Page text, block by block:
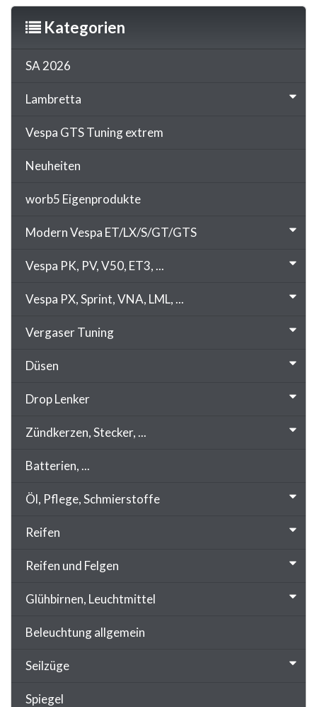
Kategorien
SA 2026
Lambretta
Vespa GTS Tuning extrem
Neuheiten
worb5 Eigenprodukte
Modern Vespa ET/LX/S/GT/GTS
Vespa PK, PV, V50, ET3, ...
Vespa PX, Sprint, VNA, LML, ...
Vergaser Tuning
Düsen
Drop Lenker
Zündkerzen, Stecker, ...
Batterien, ...
Öl, Pflege, Schmierstoffe
Reifen
Reifen und Felgen
Glühbirnen, Leuchtmittel
Beleuchtung allgemein
Seilzüge
Spiegel